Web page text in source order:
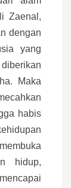
Zaenal,
dengan
yang
Maka
habis
membuka
hidup,